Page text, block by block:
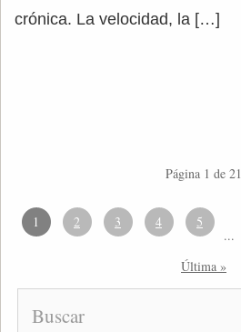
crónica. La velocidad, la […]
Página 1 de 21
1 2 3 4 5
...
Última »
Buscar